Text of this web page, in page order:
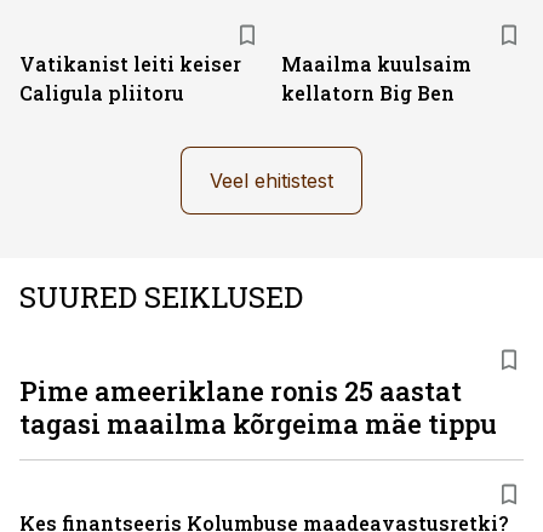
Vatikanist leiti keiser
Caligula pliitoru
Maailma kuulsaim
kellatorn Big Ben
Veel ehitistest
SUURED SEIKLUSED
Pime ameeriklane ronis 25 aastat
tagasi maailma kõrgeima mäe tippu
Kes finantseeris Kolumbuse maadeavastusretki?